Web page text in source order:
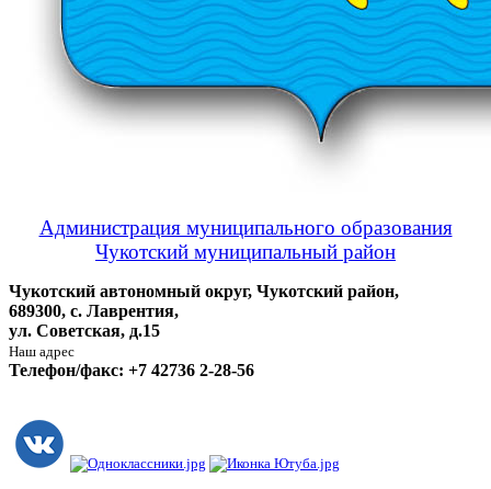
Администрация муниципального образования
Чукотский муниципальный район
Чукотский автономный округ, Чукотский район,
689300, с. Лаврентия,
ул. Советская, д.15
Наш адрес
Телефон/факс: +7 42736 2-28-56